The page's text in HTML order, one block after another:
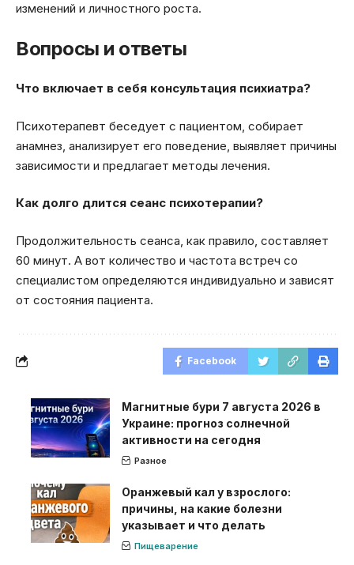
изменений и личностного роста.
Вопросы и ответы
Что включает в себя консультация психиатра?
Психотерапевт беседует с пациентом, собирает
анамнез, анализирует его поведение, выявляет причины
зависимости и предлагает методы лечения.
Как долго длится сеанс психотерапии?
Продолжительность сеанса, как правило, составляет
60 минут. А вот количество и частота встреч со
специалистом определяются индивидуально и зависят
от состояния пациента.
Facebook
Магнитные бури 7 августа 2026 в
Украине: прогноз солнечной
активности на сегодня
Разное
Оранжевый кал у взрослого:
причины, на какие болезни
указывает и что делать
Пищеварение